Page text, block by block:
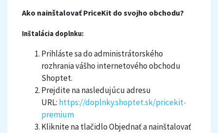
Ako nainštalovať PriceKit do svojho obchodu?
Inštalácia doplnku:
Prihláste sa do administrátorského
rozhrania vášho internetového obchodu
Shoptet.
Prejdite na nasledujúcu adresu
URL: https://doplnky.shoptet.sk/pricekit-
premium
Kliknite na tlačidlo Objednať a nainštalovať